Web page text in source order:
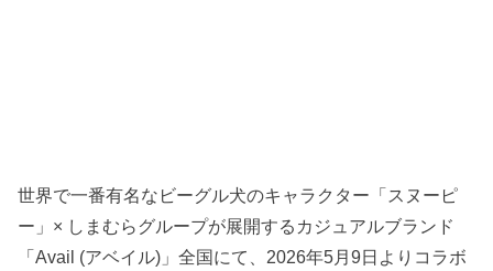
世界で一番有名なビーグル犬のキャラクター「スヌーピ
ー」× しまむらグループが展開するカジュアルブランド
「Avail (アベイル)」全国にて、2026年5月9日よりコラボ